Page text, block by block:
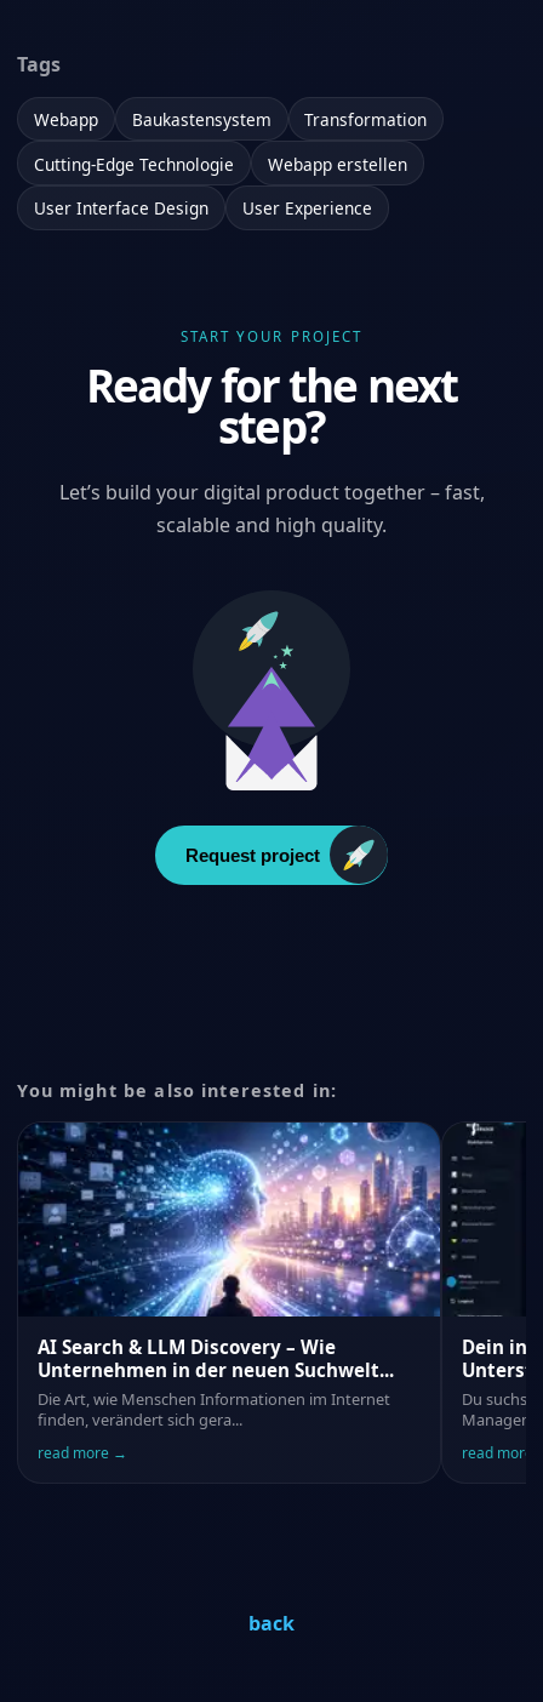
Tags
Webapp Baukastensystem
Transformation
Cutting-Edge Technologie
Webapp erstellen
User Interface Design
User Experience
START YOUR PROJECT
Ready for the next
step?
Let’s build your digital product together – fast,
scalable and high quality.
Request project
You might be also interested in:
AI Search & LLM Discovery – Wie
Unternehmen in der neuen Suchwelt...
Die Art, wie Menschen Informationen im Internet
finden, verändert sich gera...
read more →
Dein
Du suchst
read more
back